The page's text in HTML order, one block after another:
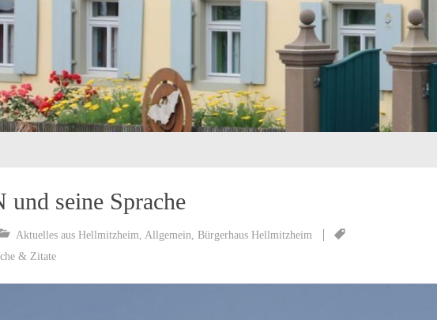
seine Sprache
Aktuelles aus Hellmitzheim, Allgemein, Bürgerhaus Hellmitzheim
& Zitate